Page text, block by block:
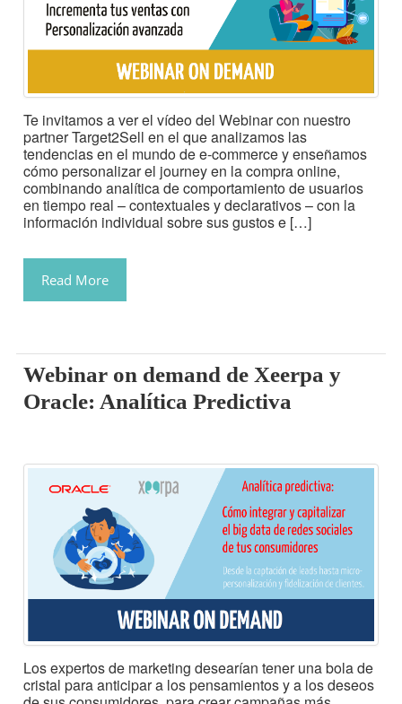
Te invitamos a ver el vídeo del Webinar con nuestro
partner Target2Sell en el que analizamos las
tendencias en el mundo de e-commerce y enseñamos
cómo personalizar el journey en la compra online,
combinando analítica de comportamiento de usuarios
en tiempo real – contextuales y declarativos – con la
información individual sobre sus gustos e […]
Read More
Webinar on demand de Xeerpa y
Oracle: Analítica Predictiva
Los expertos de marketing desearían tener una bola de
cristal para anticipar a los pensamientos y a los deseos